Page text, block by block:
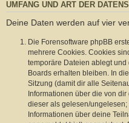
UMFANG UND ART DER
Deine Daten werden auf vier
Die Forensoftware phpBB
mehrere Cookies. Cookies
temporäre Dateien ablegt
Boards erhalten bleiben. In
Sitzung (damit dir alle
Informationen über die von
dieser als gelesen/
Informationen über deine